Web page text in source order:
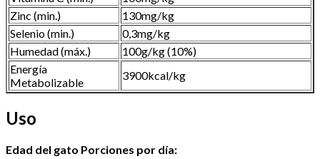
Zinc (min.)
130mg/kg
Selenio (min.)
0,3mg/kg
Humedad (máx.)
100g/kg (10%)
Energía
Metabolizable
3900kcal/kg
Uso
Edad del gato Porciones por día: